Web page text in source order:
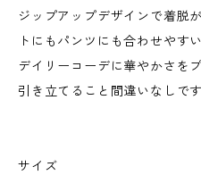
ジップアップデザインで着脱
トにもパンツにも合わせやす
デイリーコーデに華やかさを
引き立てること間違いなしで
サイズ